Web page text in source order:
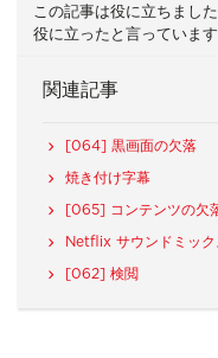
この記事は役に立ちまし
役に立ったと言っています
関連記事
[064] 黒画面の欠落
焼き付け字幕
[065] コンテンツの欠
Netflix サウンドミック
[062] 検閲